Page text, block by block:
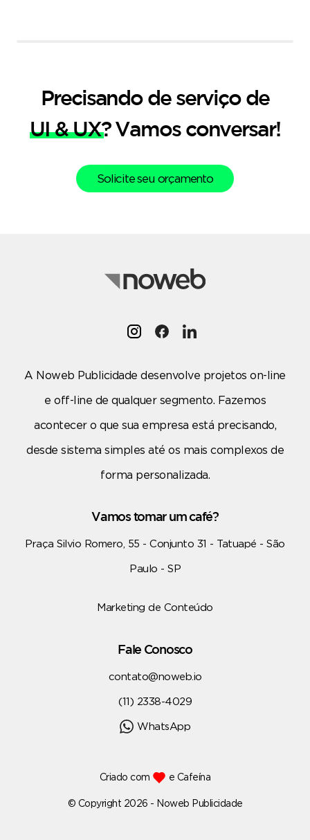
Precisando de serviço de
UI & UX? Vamos conversar!
Solicite seu orçamento
A Noweb Publicidade desenvolve projetos on-line
e off-line de qualquer segmento. Fazemos
acontecer o que sua empresa está precisando,
desde sistema simples até os mais complexos de
forma personalizada.
Vamos tomar um café?
Praça Silvio Romero, 55 - Conjunto 31 - Tatuapé - São
Paulo - SP
Marketing de Conteúdo
Fale Conosco
contato@noweb.io
(11) 2338-4029
WhatsApp
Criado com e Cafeína
© Copyright 2026 - Noweb Publicidade